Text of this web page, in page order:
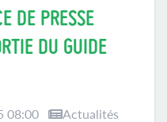
DE PRESSE
DU GUIDE
08:00
Actualités